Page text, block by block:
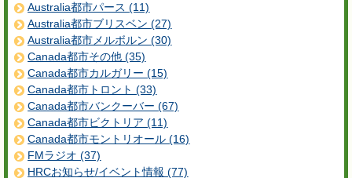
Australia都市パース (11)
Australia都市ブリスベン (27)
Australia都市メルボルン (30)
Canada都市その他 (35)
Canada都市カルガリー (15)
Canada都市トロント (33)
Canada都市バンクーバー (67)
Canada都市ビクトリア (11)
Canada都市モントリオール (16)
FMラジオ (37)
HRCお知らせ/イベント情報 (77)